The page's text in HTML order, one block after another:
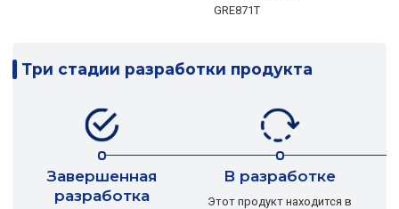
GRE871T
Три стадии разработки продукта
Завершенная
разработка
В разработке
Этот продукт находится в